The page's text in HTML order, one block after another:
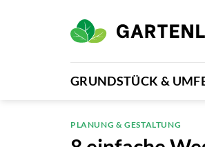
GRUNDSTÜCK &
PLANUNG & GESTALTUNG